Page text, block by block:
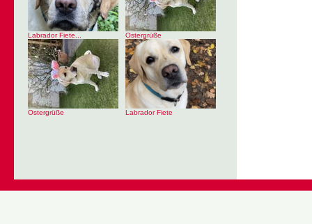
Labrador Fiete... Ostergrüße
Ostergrüße Labrador Fiete